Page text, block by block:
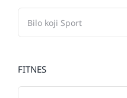
FITNES